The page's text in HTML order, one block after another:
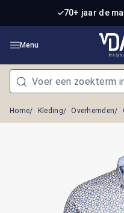
Ga naar de hoofdinhoud
70+ jaar de
Menu
Home Kleding Overhemden